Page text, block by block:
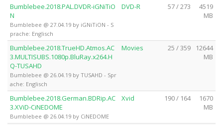
Bumblebee.2018.PAL.DVDR-iGNiTiO
N
Bumblebee @ 27.04.19 by iGNiTiON - S
prache: Englisch
DVD-R 57 / 273
4519
MB
Bumblebee.2018.TrueHD.Atmos.AC
3.MULTISUBS.1080p.BluRay.x264.H
Q-TUSAHD
Bumblebee @ 26.04.19 by TUSAHD - Spr
ache: Englisch
Movies 25 / 359
12644
MB
Bumblebee.2018.German.BDRip.AC
3.XViD-CiNEDOME
Bumblebee @ 26.04.19 by CiNEDOME
Xvid 190 / 164
1670
MB